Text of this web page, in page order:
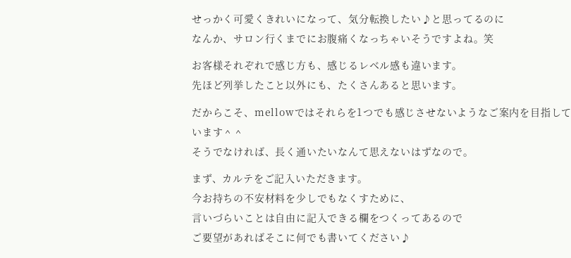
せっかく可愛くきれいになって、気分転換したい♪と思ってるのに
なんか、サロン行くまでにお腹痛くなっちゃいそうですよね。笑
お客様それぞれで感じ方も、感じるレベル感も違います。
先ほど列挙したこと以外にも、たくさんあると思います。
だからこそ、mellowではそれらを1つでも感じさせないようなご案内を目指して
います＾＾
そうでなければ、長く通いたいなんて思えないはずなので。
まず、カルテをご記入いただきます。
今お持ちの不安材料を少しでもなくすために、
言いづらいことは自由に記入できる欄をつくってあるので
ご要望があればそこに何でも書いてください♪